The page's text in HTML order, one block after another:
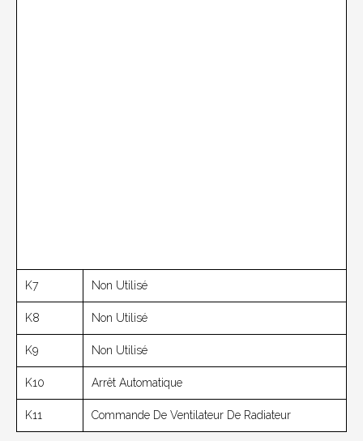
K7 Non Utilisé
K8 Non Utilisé
K9 Non Utilisé
K10 Arrêt Automatique
K11 Commande De Ventilateur De Radiateur